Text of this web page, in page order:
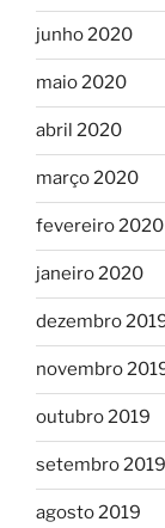
junho 2020
maio 2020
abril 2020
março 2020
fevereiro 2020
janeiro 2020
dezembro
novembro
outubro 2019
setembro 2019
agosto 2019